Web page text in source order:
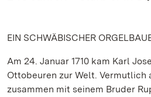
EIN SCHWÄBISCHER
Am 24. Januar 1710 kam Karl
Ottobeuren zur Welt. Vermutlich
zusammen mit seinem Bruder